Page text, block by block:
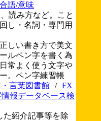
語/意味
読み方など。こと
し・名詞・専門用
しい書き方で美文
ルペン字を書く為
常よく使う文字や
。ペン字練習帳
言葉図書館 /
FX
報データベース検
た紹介記事等を除